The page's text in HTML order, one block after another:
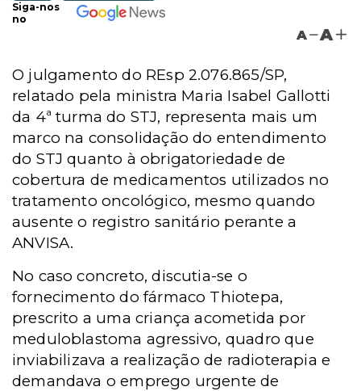
Siga-nos
no
A A
O julgamento do REsp 2.076.865/SP,
relatado pela ministra Maria Isabel Gallotti
da 4ª turma do STJ, representa mais um
marco na consolidação do entendimento
do STJ quanto à obrigatoriedade de
cobertura de medicamentos utilizados no
tratamento oncológico, mesmo quando
ausente o registro sanitário perante a
ANVISA.
No caso concreto, discutia-se o
fornecimento do fármaco Thiotepa,
prescrito a uma criança acometida por
meduloblastoma agressivo, quadro que
inviabilizava a realização de radioterapia e
demandava o emprego urgente de